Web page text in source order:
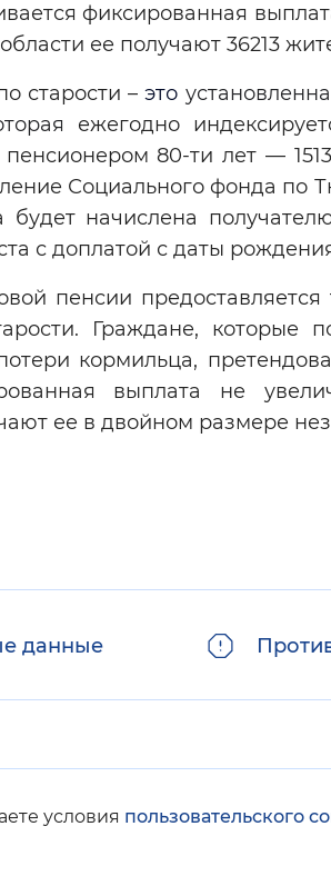
Остановить
фиксированная
ее получают 36213
старости –это
ежегодно
80-ти лет —
Социального фонда по
начислена
с доплатой с даты
пенсии предоставляется
Граждане, которые
кормильца,
выплата не
ее в двойном размере
условия пользовательского
данные